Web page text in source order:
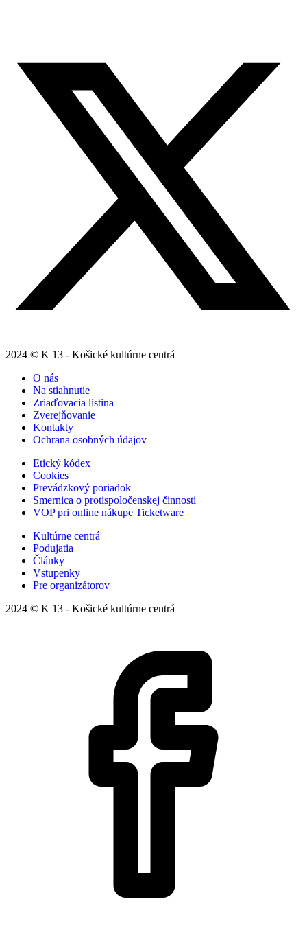
2024 © K 13 - Košické kultúrne centrá
O nás
Na stiahnutie
Zriaďovacia listina
Zverejňovanie
Kontakty
Ochrana osobných údajov
Etický kódex
Cookies
Prevádzkový poriadok
Smernica o protispoločenskej činnosti
VOP pri online nákupe Ticketware
Kultúrne centrá
Podujatia
Články
Vstupenky
Pre organizátorov
2024 © K 13 - Košické kultúrne centrá